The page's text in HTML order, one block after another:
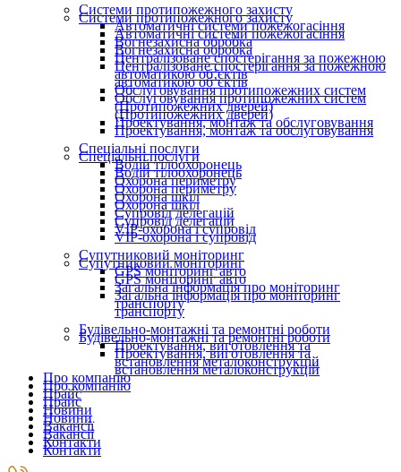
Системи протипожежного захисту
Автоматичні системи пожежогасіння
Вогнезахисна обробка
Централізоване спостерігання за пожежною
автоматикою об’єктів
Обслуговування протипожежних систем
(Протипожежних дверей)
Проектування, монтаж та обслуговування
Спеціальні послуги
Водій тілоохоронець
Охорона периметру
Охорона шкіл
Супровід делегацій
VIP-охорона і супровід
Супутниковий моніторинг
GPS моніторинг авто
Загальна інформація про моніторинг
транспорту
Будівельно-монтажні та ремонтні роботи
Проектування, виготовлення та
встановлення металоконструкцій
Про компанію
Прайс
Новини
Вакансії
Контакти
Системи протипожежного захисту
Автоматичні системи пожежогасіння
Вогнезахисна обробка
Централізоване спостерігання за пожежною
автоматикою об’єктів
Обслуговування протипожежних систем
(Протипожежних дверей)
Проектування, монтаж та обслуговування
Спеціальні послуги
Водій тілоохоронець
Охорона периметру
Охорона шкіл
Супровід делегацій
VIP-охорона і супровід
Супутниковий моніторинг
GPS моніторинг авто
Загальна інформація про моніторинг
транспорту
Будівельно-монтажні та ремонтні роботи
Проектування, виготовлення та
встановлення металоконструкцій
Про компанію
Прайс
Новини
Вакансії
Контакти